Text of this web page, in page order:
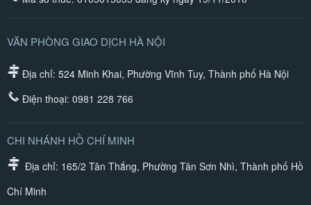
VĂN PHÒNG GIAO DỊCH HÀ NỘI
Địa chỉ: 524 Minh Khai, Phường Vĩnh Tuy, Thành phố Hà Nội
Điện thoại: 0981 228 766
CHI NHÁNH HỒ CHÍ MINH
Địa chỉ: 165/2 Tân Thắng, Phường Tân Sơn Nhì, Thành phố Hồ
Chí Minh